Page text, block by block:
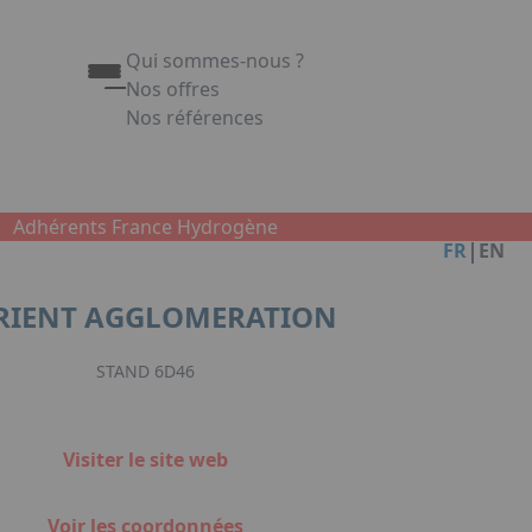
Qui sommes-nous ?
Nos offres
Nos références
FR|EN
Adhérents France Hydrogène
AGGLOMERATION
STAND 6D46
Visiter le site web
Voir les coordonnées